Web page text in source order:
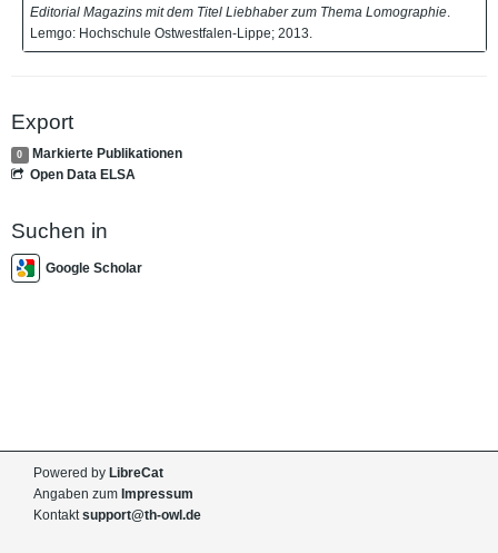
Editorial Magazins mit dem Titel Liebhaber zum Thema Lomographie
Lemgo: Hochschule Ostwestfalen-Lippe; 2013.
Export
0
Markierte Publikationen
Open Data ELSA
Suchen in
Google Scholar
Powered by LibreCat
Angaben zum Impressum
Kontaktsupport@th-owl.de